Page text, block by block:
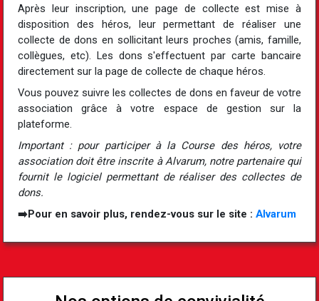
Après leur inscription, une page de collecte est mise à
disposition des héros, leur permettant de réaliser une
collecte de dons en sollicitant leurs proches (amis, famille,
collègues, etc). Les dons s'effectuent par carte bancaire
directement sur la page de collecte de chaque héros.
Vous pouvez suivre les collectes de dons en faveur de votre
association grâce à votre espace de gestion sur la
plateforme.
Important : pour participer à la Course des héros, votre
association doit être inscrite à Alvarum, notre partenaire qui
fournit le logiciel permettant de réaliser des collectes de
dons.
➡️Pour en savoir plus, rendez-vous sur le site : Alvarum